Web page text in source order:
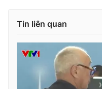
® Cấm sao chép dưới mọi
thuận bằng văn bản. Ghi rõ
thông tin từ website này.
Tin liên quan